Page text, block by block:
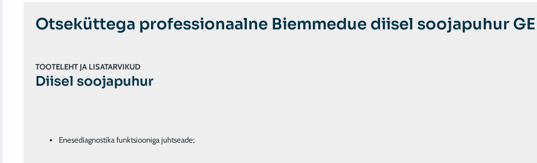
Otseküttega professionaalne Biemmedue diisel soojapuhur
TOOTELEHT JA LISATARVIKUD
Diisel soojapuhur
Enesediagnostika funktsiooniga juhtseade;